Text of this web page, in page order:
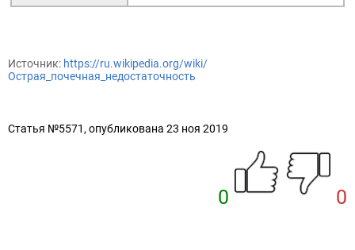
Источник: https://ru.wikipedia.org/wiki/
Острая_почечная_недостаточность
Статья №5571, опубликована 23 ноя 2019
0 0